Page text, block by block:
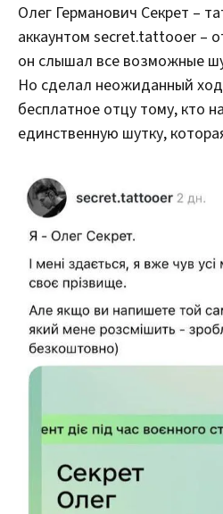
Олег Германович Секрет –
аккаунтом secret.tattooer –
он слышал все возможные
Но сделал неожиданный
бесплатное отцу тому, кто
единственную шутку,